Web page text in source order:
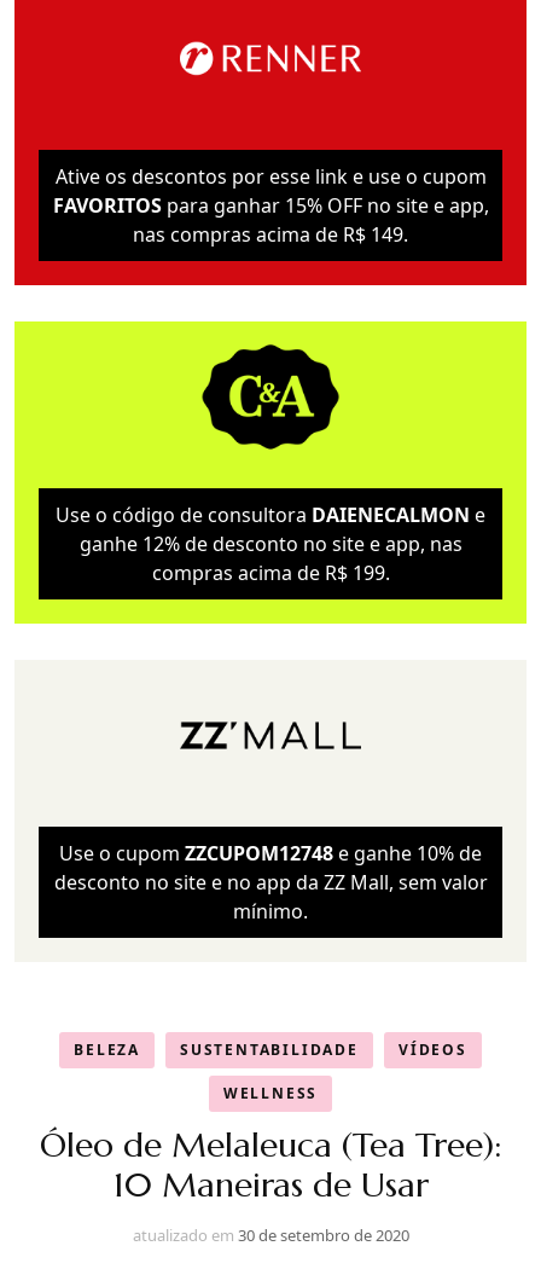
Ative os descontos por esse link e use o cupom
FAVORITOSpara ganhar 15% OFF no site e app,
nas compras acima de R$ 149.
Use o código de consultora DAIENECALMON e
ganhe 12% de desconto no site e app, nas
compras acima de R$ 199.
Use o cupom ZZCUPOM12748e ganhe 10% de
desconto no site e no app da ZZ Mall, sem valor
mínimo.
BELEZA SUSTENTABILIDADE VÍDEOS
WELLNESS
Óleo de Melaleuca (Tea Tree):
10 Maneiras de Usar
atualizado em 30 de setembro de 2020